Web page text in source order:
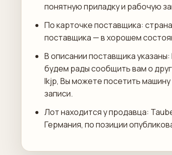
понятную приладку и рабочую
По карточке поставщика:
поставщика — в хорошем
В описании поставщика
будем рады сообщить вам о
Ikjp, Вы можете посетить
записи.
Лот находится у продавца:
Германия, по позиции